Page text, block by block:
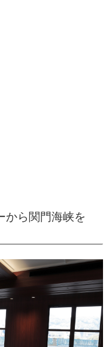
から関門海峡を